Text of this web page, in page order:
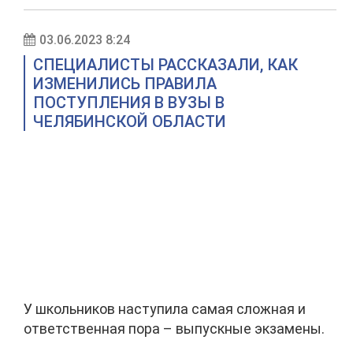
03.06.2023 8:24
СПЕЦИАЛИСТЫ РАССКАЗАЛИ, КАК
ИЗМЕНИЛИСЬ ПРАВИЛА
ПОСТУПЛЕНИЯ В ВУЗЫ В
ЧЕЛЯБИНСКОЙ ОБЛАСТИ
У школьников наступила самая сложная и
ответственная пора – выпускные экзамены.